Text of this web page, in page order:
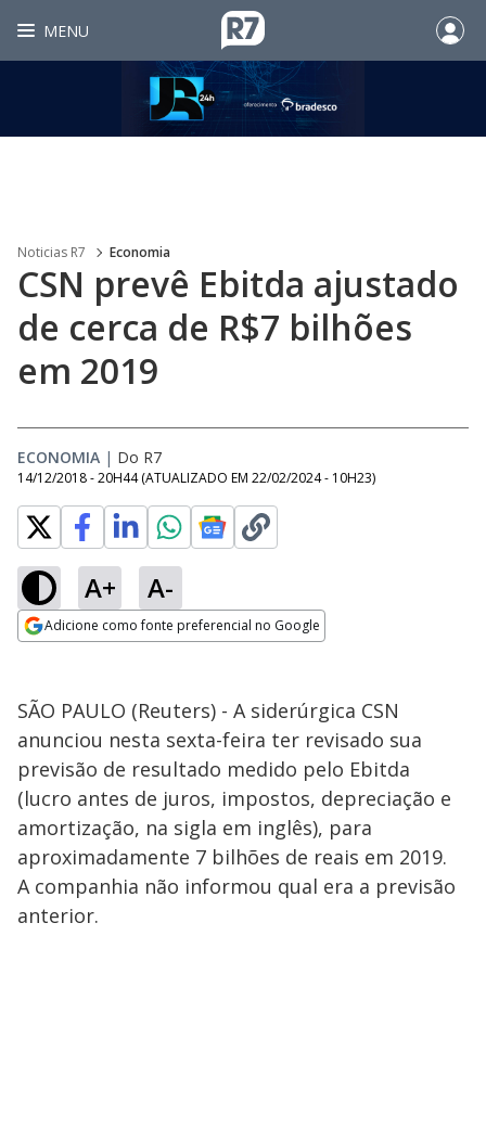
MENU
Noticias R7 Economia
CSN prevê Ebitda ajustado
de cerca de R$7 bilhões
em 2019
ECONOMIA | Do R7
14/12/2018 - 20H44 (ATUALIZADO EM 22/02/2024 - 10H23)
A+ A-
Adicione como fonte preferencial no Google
SÃO PAULO (Reuters) - A siderúrgica CSN
anunciou nesta sexta-feira ter revisado sua
previsão de resultado medido pelo Ebitda
(lucro antes de juros, impostos, depreciação e
amortização, na sigla em inglês), para
aproximadamente 7 bilhões de reais em 2019.
A companhia não informou qual era a previsão
anterior.